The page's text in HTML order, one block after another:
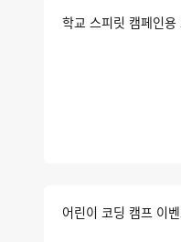
학교 스피릿 캠페인
어린이 코딩 캠프 이